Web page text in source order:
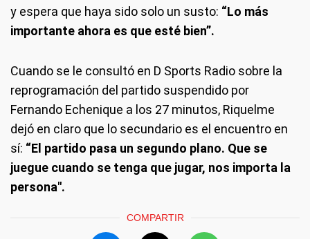
y espera que haya sido solo un susto: “Lo más
importante ahora es que esté bien”.
Cuando se le consultó en D Sports Radio sobre la
reprogramación del partido suspendido por
Fernando Echenique a los 27 minutos, Riquelme
dejó en claro que lo secundario es el encuentro en
sí: “El partido pasa un segundo plano. Que se
juegue cuando se tenga que jugar, nos importa la
persona".
COMPARTIR